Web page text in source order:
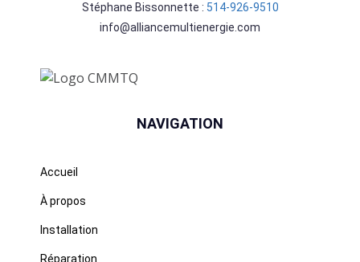
Stéphane Bissonnette : 514-926-9510
info@alliancemultienergie.com
NAVIGATION
Accueil
À propos
Installation
Réparation